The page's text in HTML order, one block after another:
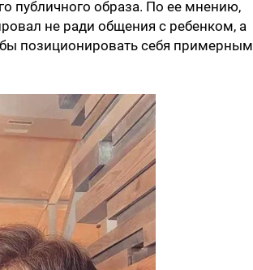
публичного образа. По ее мнению,
не ради общения с ребенком, а
позиционировать себя примерным